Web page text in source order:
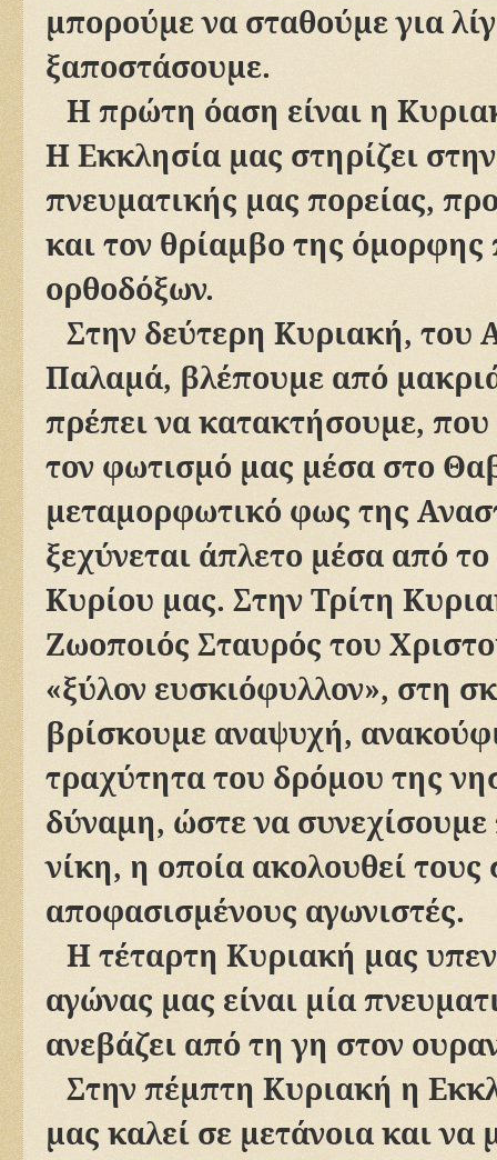
μπορούμε να σταθούμε για
ξαποστάσουμε.
Η πρώτη όαση είναι η
Η Εκκλησία μας στηρίζει
πνευματικής μας πορείας,
και τον θρίαμβο της όμορφης
ορθοδόξων.
Στην δεύτερη Κυριακή, του
Παλαμά, βλέπουμε από
πρέπει να κατακτήσουμε, που
τον φωτισμό μας μέσα στο
μεταμορφωτικό φως της
ξεχύνεται άπλετο μέσα από
Κυρίου μας. Στην Τρίτη
Ζωοποιός Σταυρός του
«ξύλον ευσκιόφυλλον», στη
βρίσκουμε αναψυχή,
τραχύτητα του δρόμου της
δύναμη, ώστε να συνεχίσουμε
νίκη, η οποία ακολουθεί
αποφασισμένους αγωνιστές.
Η τέταρτη Κυριακή μας
αγώνας μας είναι μία
ανεβάζει από τη γη στον
Στην πέμπτη Κυριακή η
μας καλεί σε μετάνοια και να